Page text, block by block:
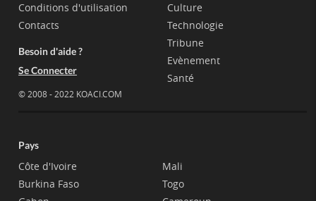
Conditions d'utilisation
Contacts
Besoin d'aide ?
Se Connecter
© 2008 - 2022 KOACI.COM
Culture
Technologie
Tribune
Evènement
Santé
Pays
Côte d'Ivoire
Burkina Faso
Mali
Togo